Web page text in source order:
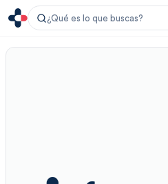
¿Qué es lo que buscas?